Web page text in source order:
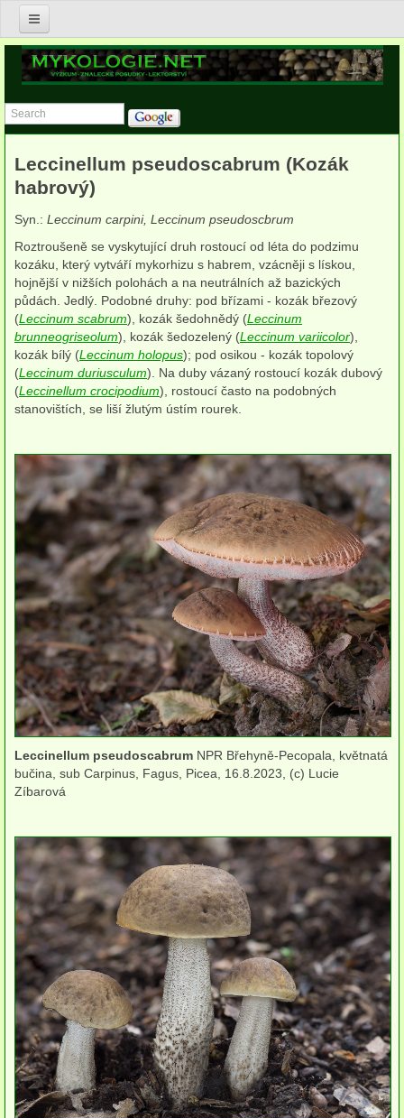
Úvod
Znalecké posudky v oboru mykologie
Postupy asanace biotického napadení v budovách
Výzkum a konzultace v ekologii, biodiverzitě a ochraně hub
Lektorství
Publikace
Anna Lepšová
Lucie Zíbarová
podle typu plodnic
Apothecia
mykorhizni
terestrické saprotrofní
fungikolní
šišky, plody, květy
koprofilní
lichenizované
muscikolni
herbikolní-jednoděložné
herbikolní-kapraďorosty
Perithecia stromatická
Perithecia nestromatická
Rosoly
Kornacovité
Choroše
Leccinellum pseudoscabrum (Kozák
habrový)
Syn.: Leccinum carpini, Leccinum pseudoscbrum
Roztroušeně se vyskytující druh rostoucí od léta do podzimu
kozáku, který vytváří mykorhizu s habrem, vzácněji s lískou,
hojnější v nižších polohách a na neutrálních až bazických
půdách. Jedlý. Podobné druhy: pod břízami - kozák březový
(Leccinum scabrum), kozák šedohnědý (Leccinum
brunneogriseolum), kozák šedozelený (Leccinum variicolor),
kozák bílý (Leccinum holopus); pod osikou - kozák topolový
(Leccinum duriusculum). Na duby vázaný rostoucí kozák dubový
(Leccinellum crocipodium), rostoucí často na podobných
stanovištích, se liší žlutým ústím rourek.
Leccinellum pseudoscabrum NPR Břehyně-Pecopala, květnatá
bučina, sub Carpinus, Fagus, Picea, 16.8.2023, (c) Lucie
Zíbarová